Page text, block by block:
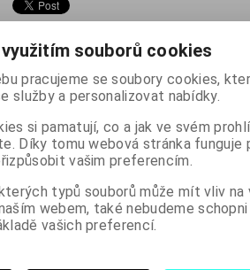
souborů cookies
pracujeme se soubory cookies,
služby a personalizovat nabídky.
si pamatují, co a jak ve svém
Díky tomu webová stránka funguje
vašim preferencím.
typů souborů může mít vliv na
webem, také nebudeme
vašich preferencí.